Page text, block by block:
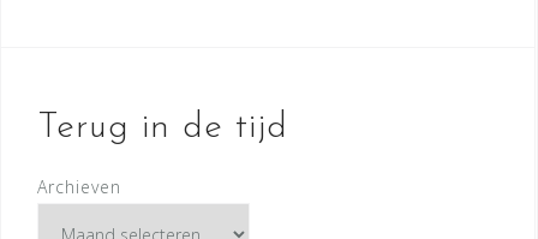
Terug in de tijd
Archieven